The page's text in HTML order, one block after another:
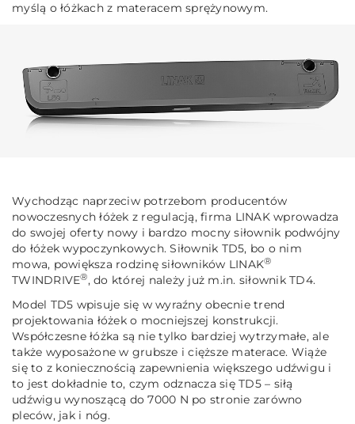
myślą o łóżkach z materacem sprężynowym.
Wychodząc naprzeciw potrzebom producentów
nowoczesnych łóżek z regulacją, firma LINAK wprowadza
do swojej oferty nowy i bardzo mocny siłownik podwójny
do łóżek wypoczynkowych. Siłownik TD5, bo o nim
mowa, powiększa rodzinę siłowników LINAK®
TWINDRIVE®, do której należy już m.in. siłownik TD4.
Model TD5 wpisuje się w wyraźny obecnie trend
projektowania łóżek o mocniejszej konstrukcji.
Współczesne łóżka są nie tylko bardziej wytrzymałe, ale
także wyposażone w grubsze i cięższe materace. Wiąże
się to z koniecznością zapewnienia większego udźwigu i
to jest dokładnie to, czym odznacza się TD5 – siłą
udźwigu wynoszącą do 7000 N po stronie zarówno
pleców, jak i nóg.